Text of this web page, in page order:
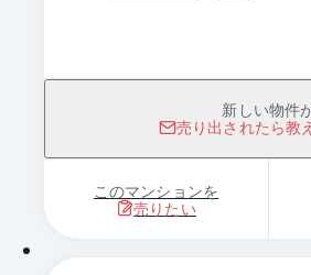
新しい物件
売り出されたら教
このマンションを
売りたい